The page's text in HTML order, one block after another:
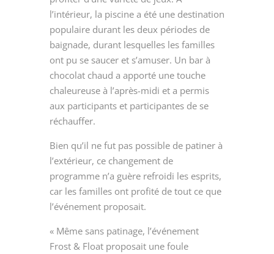
l’intérieur, la piscine a été une destination
populaire durant les deux périodes de
baignade, durant lesquelles les familles
ont pu se saucer et s’amuser. Un bar à
chocolat chaud a apporté une touche
chaleureuse à l’après-midi et a permis
aux participants et participantes de se
réchauffer.
Bien qu’il ne fut pas possible de patiner à
l’extérieur, ce changement de
programme n’a guère refroidi les esprits,
car les familles ont profité de tout ce que
l’événement proposait.
« Même sans patinage, l’événement
Frost & Float proposait une foule